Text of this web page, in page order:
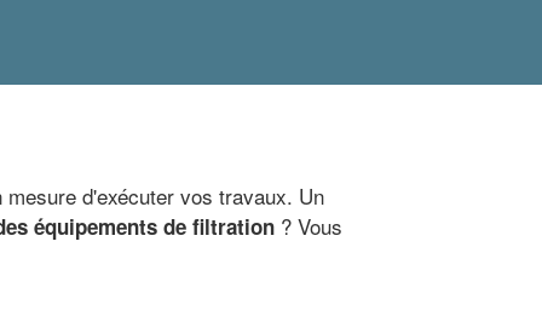
d'exécuter vos travaux. Un
équipements de filtration ? Vous